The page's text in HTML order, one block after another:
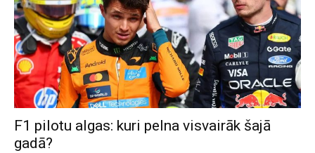
F1 pilotu algas: kuri pelna visvairāk šajā
gadā?